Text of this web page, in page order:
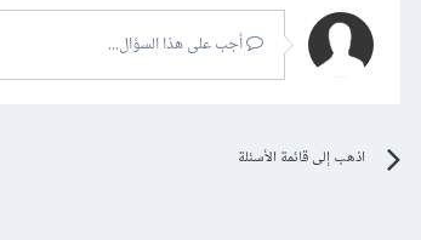
أجب على هذا السؤال...
اذهب إلى قائمة الأسئلة